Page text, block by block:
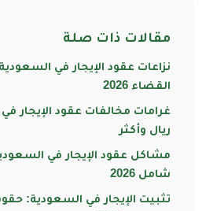
مقالات ذات صلة
نزاعات عقود الإيجار في
القضاء 2026
ريال وأكثر
مشاكل عقود الإيجار في
شامل 2026
تثبيت الإيجار في السعودية: